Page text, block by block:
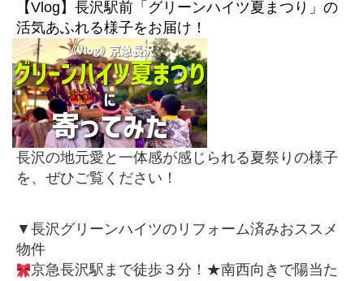
【Vlog】長沢駅前「グリーンハイツ夏まつり」の
活気あふれる様子をお届け！
長沢の地元愛と一体感が感じられる夏祭りの様子
を、ぜひご覧ください！
▼長沢グリーンハイツのリフォーム済みおススメ
物件
京急長沢駅まで徒歩３分！★南西向きで陽当た